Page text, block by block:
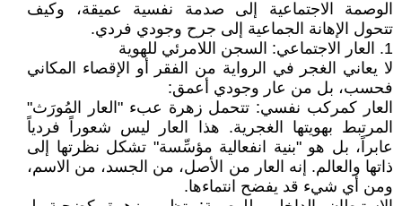
الوصمة الاجتماعية إلى صدمة نفسية عميقة، وكيف
تتحول الإهانة الجماعية إلى جرح وجودي فردي.
1. العار الاجتماعي: السجن اللامرئي للهوية
لا يعاني الغجر في الرواية من الفقر أو الإقصاء المكاني
فحسب، بل من عار وجودي أعمق:
العار كمركب نفسي: تتحمل زهرة عبء "العار المُورَث"
المرتبط بهويتها الغجرية. هذا العار ليس شعوراً فردياً
عابراً، بل هو "بنية انفعالية مؤسِّسة" تشكل نظرتها إلى
ذاتها والعالم. إنه العار من الأصل، من الجسد، من الاسم،
ومن أي شيء قد يفضح انتماءها.